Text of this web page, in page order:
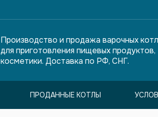
Производство и продажа варочных
для приготовления пищевых продуктов,
косметики. Доставка по РФ, СНГ.
ПРОДАННЫЕ КОТЛЫ